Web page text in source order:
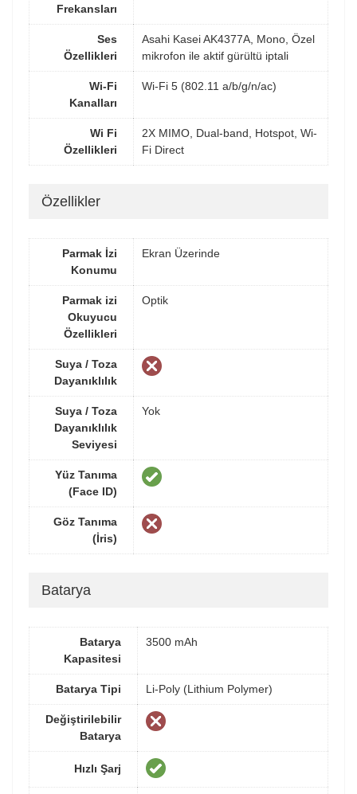
Frekansları
Ses
Özellikleri
Asahi Kasei AK4377A, Mono, Özel
mikrofon ile aktif gürültü iptali
Wi-Fi
Kanalları
Wi-Fi 5 (802.11 a/b/g/n/ac)
Wi Fi
Özellikleri
2X MIMO, Dual-band, Hotspot, Wi-
Fi Direct
Özellikler
Parmak İzi
Konumu
Ekran Üzerinde
Parmak izi
Okuyucu
Özellikleri
Optik
Suya / Toza
Dayanıklılık
Suya / Toza
Dayanıklılık
Seviyesi
Yok
Yüz Tanıma
(Face ID)
Göz Tanıma
(İris)
Batarya
Batarya
Kapasitesi
3500 mAh
Batarya Tipi Li-Poly (Lithium Polymer)
Değiştirilebilir
Batarya
Hızlı Şarj